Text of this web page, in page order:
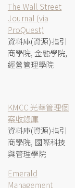
The Wall Street
Journal (via
ProQuest)
資料庫(資源)指引
商學院, 金融學院,
經營管理學院
KMCC 光華管理個
案收錄庫
資料庫(資源)指引
商學院, 國際科技
與管理學院
Emerald
Management